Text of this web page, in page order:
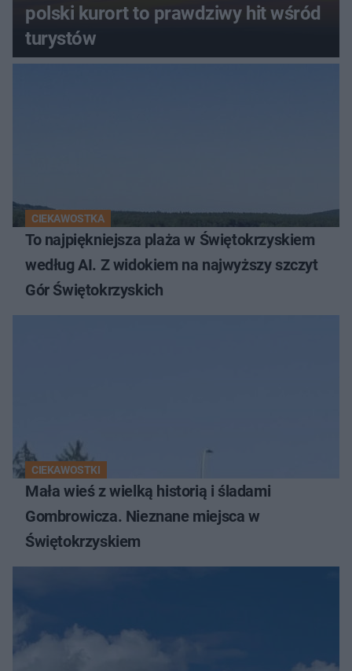
polski kurort to prawdziwy hit wśród
turystów
CIEKAWOSTKA
To najpiękniejsza plaża w Świętokrzyskiem
według AI. Z widokiem na najwyższy szczyt
Gór Świętokrzyskich
CIEKAWOSTKI
Mała wieś z wielką historią i śladami
Gombrowicza. Nieznane miejsca w
Świętokrzyskiem